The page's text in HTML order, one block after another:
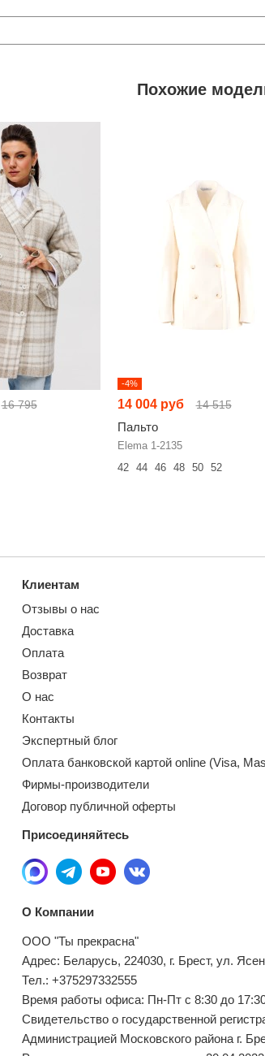
Похожие
16 795
-4%
14 004 руб 14 515
Пальто
Elema 1-2135
42
44 46 48 50 52
Клиентам
Отзывы о нас
Доставка
Оплата
Возврат
О нас
Контакты
Экспертный блог
Оплата банковской картой online (Visa,
Фирмы-производители
Договор публичной оферты
Присоединяйтесь
О Компании
ООО "Ты прекрасна"
Адрес: Беларусь, 224030, г. Брест, ул.
Тел.: +375297332555
Время работы офиса: Пн-Пт с 8:30 до
Свидетельство о государственной
Администрацией Московского района г.